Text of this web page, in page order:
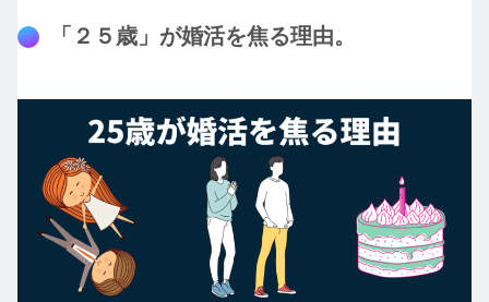
「２５歳」が婚活を焦る理由。